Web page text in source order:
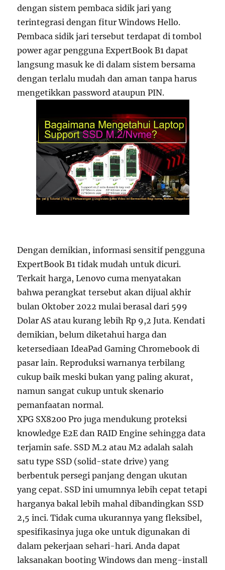
dengan sistem pembaca sidik jari yang
terintegrasi dengan fitur Windows Hello.
Pembaca sidik jari tersebut terdapat di tombol
power agar pengguna ExpertBook B1 dapat
langsung masuk ke di dalam sistem bersama
dengan terlalu mudah dan aman tanpa harus
mengetikkan password ataupun PIN.
Dengan demikian, informasi sensitif pengguna
ExpertBook B1 tidak mudah untuk dicuri.
Terkait harga, Lenovo cuma menyatakan
bahwa perangkat tersebut akan dijual akhir
bulan Oktober 2022 mulai berasal dari 599
Dolar AS atau kurang lebih Rp 9,2 Juta. Kendati
demikian, belum diketahui harga dan
ketersediaan IdeaPad Gaming Chromebook di
pasar lain. Reproduksi warnanya terbilang
cukup baik meski bukan yang paling akurat,
namun sangat cukup untuk skenario
pemanfaatan normal.
XPG SX8200 Pro juga mendukung proteksi
knowledge E2E dan RAID Engine sehingga data
terjamin safe. SSD M.2 atau M2 adalah salah
satu type SSD (solid-state drive) yang
berbentuk persegi panjang dengan ukutan
yang cepat. SSD ini umumnya lebih cepat tetapi
harganya bakal lebih mahal dibandingkan SSD
2,5 inci. Tidak cuma ukurannya yang fleksibel,
spesifikasinya juga oke untuk digunakan di
dalam pekerjaan sehari-hari. Anda dapat
laksanakan booting Windows dan meng-install